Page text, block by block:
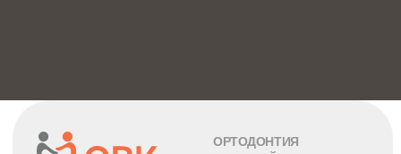
2026 ОВК ПРОФИ ТОРГ